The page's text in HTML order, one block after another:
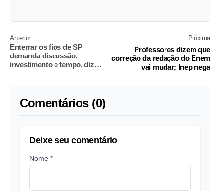
Anterior
Enterrar os fios de SP
demanda discussão,
investimento e tempo, diz
Próxima
Professores dizem que
correção da redação do Enem
vai mudar; Inep nega
Comentários (0)
Deixe seu comentário
Nome *